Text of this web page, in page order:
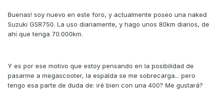
Buenas! soy nuevo en este foro, y actualmente poseo una naked
Suzuki GSR750. La uso diariamente, y hago unos 80km diarios, de
ahí que tenga 70.000km.
Y es por ese motivo que estoy pensando en la posibilidad de
pasarme a megascooter, la espalda se me sobrecarga... pero
tengo esa parte de duda de: iré bien con una 400? Me gustará?